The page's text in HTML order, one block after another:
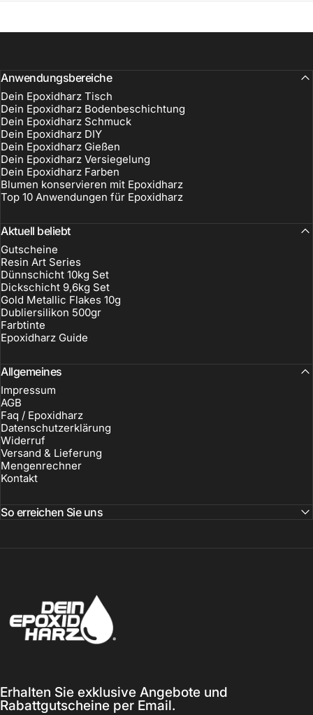
Anwendungsbereiche
Dein Epoxidharz Tisch
Dein Epoxidharz Bodenbeschichtung
Dein Epoxidharz Schmuck
Dein Epoxidharz DIY
Dein Epoxidharz Gießen
Dein Epoxidharz Versiegelung
Dein Epoxidharz Farben
Blumen konservieren mit Epoxidharz
Top 10 Anwendungen für Epoxidharz
Aktuell beliebt
Gutscheine
Resin Art Series
Dünnschicht 10kg Set
Dickschicht 9,6kg Set
Gold Metallic Flakes 10g
Dubliersilikon 500gr
Farbtinte
Epoxidharz Guide
Allgemeines
Impressum
AGB
Faq / Epoxidharz
Datenschutzerklärung
Widerruf
Versand & Lieferung
Mengenrechner
Kontakt
So erreichen Sie uns
Erhalten Sie exklusive Angebote und
Rabattgutscheine per Email.